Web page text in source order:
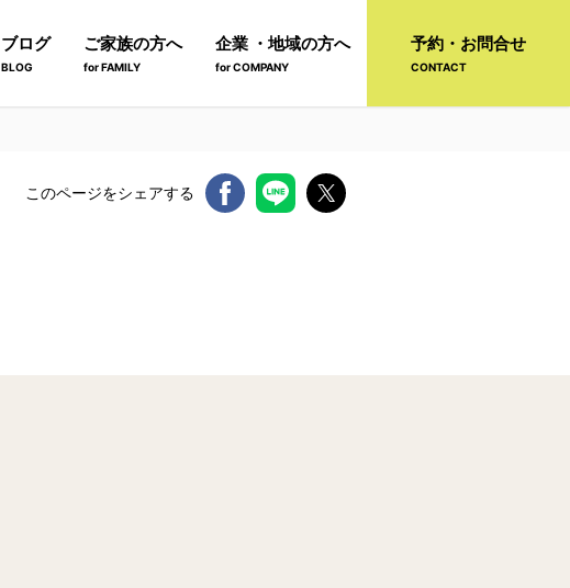
ブログ
BLOG
ご家族の方へ
for FAMILY
企業 ・地域の方へ
for COMPANY
予約・お問合せ
CONTACT
このページをシェアする